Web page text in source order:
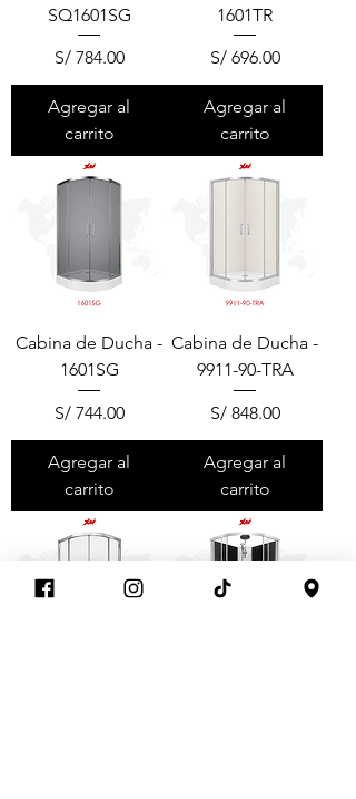
SQ1601SG
Precio
S/ 784.00
Agregar al
carrito
1601TR
Precio
S/ 696.00
Agregar al
carrito
Cabina de Ducha -
1601SG
Precio
S/ 744.00
Agregar al
carrito
Cabina de Ducha -
9911-90-TRA
Precio
S/ 848.00
Agregar al
carrito